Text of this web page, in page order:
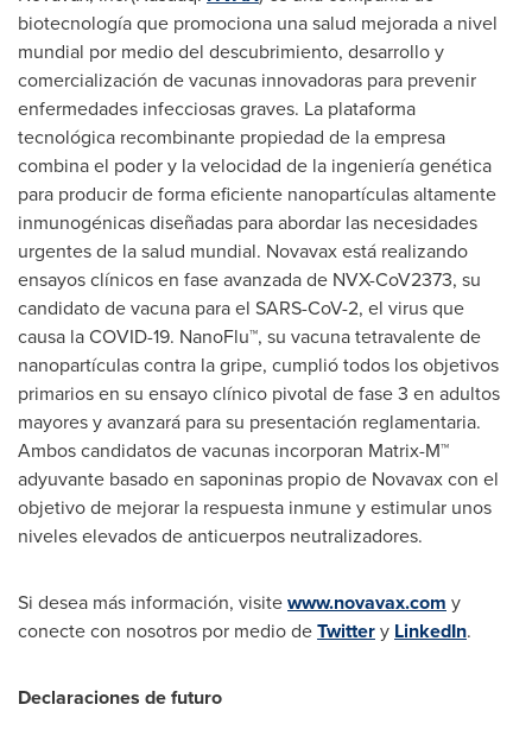
biotecnología que promociona una salud mejorada a nivel
mundial por medio del descubrimiento, desarrollo y
comercialización de vacunas innovadoras para prevenir
enfermedades infecciosas graves. La plataforma
tecnológica recombinante propiedad de la empresa
combina el poder y la velocidad de la ingeniería genética
para producir de forma eficiente nanopartículas altamente
inmunogénicas diseñadas para abordar las necesidades
urgentes de la salud mundial. Novavax está realizando
ensayos clínicos en fase avanzada de NVX-CoV2373, su
candidato de vacuna para el SARS-CoV-2, el virus que
causa la COVID-19. NanoFlu™, su vacuna tetravalente de
nanopartículas contra la gripe, cumplió todos los objetivos
primarios en su ensayo clínico pivotal de fase 3 en adultos
mayores y avanzará para su presentación reglamentaria.
Ambos candidatos de vacunas incorporan Matrix-M™
adyuvante basado en saponinas propio de Novavax con el
objetivo de mejorar la respuesta inmune y estimular unos
niveles elevados de anticuerpos neutralizadores.
Si desea más información, visitewww.novavax.com y
conecte con nosotros por medio deTwittery LinkedIn.
Declaraciones de futuro